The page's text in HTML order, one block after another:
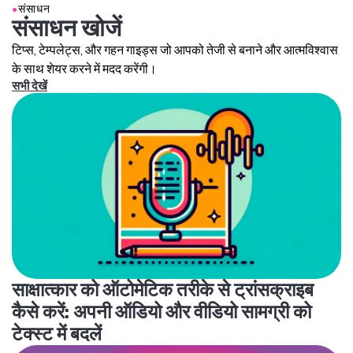
सुनना चाहते हैं। अगर आप म्यूजिक थ्योरी जानते हैं, तो आप "minor key,"
"major chord progression," "4/4 time signature,"
"staccato notes," या "legato melody" जैसी रिलेवेंट टर्मिनोलॉजी
का इस्तेमाल करके AI को गाइड कर सकते हैं। जेनरेट करने के बाद,
बेझिझक फॉलो अप करें और इसे सही करने के लिए रिफाइन करें।
●संसाधन
संसाधन खोजें
टिप्स, टेम्पलेट्स, और गहन गाइड्स जो आपको तेजी से बनाने और आत्मविश्वास
के साथ शेयर करने में मदद करेंगी।
सभी देखें
साक्षात्कार को ऑटोमेटिक तरीके से ट्रांसक्राइब
कैसे करें: अपनी ऑडियो और वीडियो सामग्री को
टेक्स्ट में बदलें